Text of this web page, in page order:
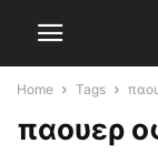
Home Tags
παουερ